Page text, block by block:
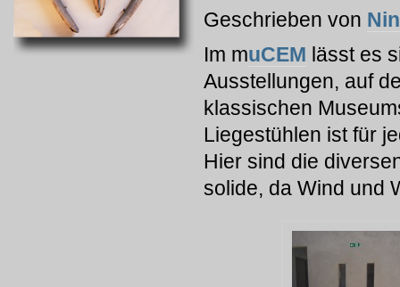
Geschrieben von
Im muCEM lässt es
Ausstellungen, auf
klassischen
Liegestühlen ist für
Hier sind die
solide, da Wind und